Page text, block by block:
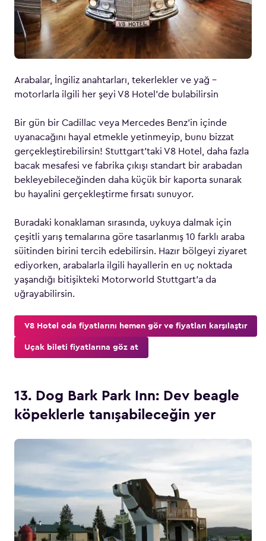
Arabalar, İngiliz anahtarları, tekerlekler ve yağ –
motorlarla ilgili her şeyi V8 Hotel’de bulabilirsin
Bir gün bir Cadillac veya Mercedes Benz’in içinde
uyanacağını hayal etmekle yetinmeyip, bunu bizzat
gerçekleştirebilirsin! Stuttgart’taki V8 Hotel, daha fazla
bacak mesafesi ve fabrika çıkışı standart bir arabadan
bekleyebileceğinden daha küçük bir kaporta sunarak
bu hayalini gerçekleştirme fırsatı sunuyor.
Buradaki konaklaman sırasında, uykuya dalmak için
çeşitli yarış temalarına göre tasarlanmış 10 farklı araba
süitinden birini tercih edebilirsin. Hazır bölgeyi ziyaret
ediyorken, arabalarla ilgili hayallerin en uç noktada
yaşandığı bitişikteki Motorworld Stuttgart’a da
uğrayabilirsin.
V8 Hotel oda fiyatlarını hemen gör ve fiyatları karşılaştır
Uçak bileti fiyatlarına göz at
13. Dog Bark Park Inn: Dev beagle
köpeklerle tanışabileceğin yer